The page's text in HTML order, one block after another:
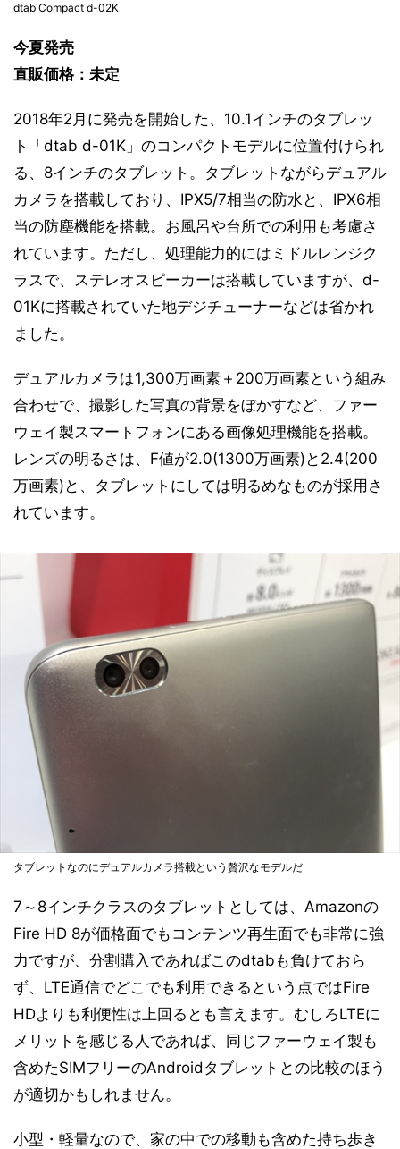
dtab Compact d-02K
今夏発売
直販価格：未定
2018年2月に発売を開始した、10.1インチのタブレッ
ト「dtab d-01K」のコンパクトモデルに位置付けられ
る、8インチのタブレット。タブレットながらデュアル
カメラを搭載しており、IPX5/7相当の防水と、IPX6相
当の防塵機能を搭載。お風呂や台所での利用も考慮さ
れています。ただし、処理能力的にはミドルレンジク
ラスで、ステレオスピーカーは搭載していますが、d-
01Kに搭載されていた地デジチューナーなどは省かれ
ました。
デュアルカメラは1,300万画素＋200万画素という組み
合わせで、撮影した写真の背景をぼかすなど、ファー
ウェイ製スマートフォンにある画像処理機能を搭載。
レンズの明るさは、F値が2.0(1300万画素)と2.4(200
万画素)と、タブレットにしては明るめなものが採用さ
れています。
タブレットなのにデュアルカメラ搭載という贅沢なモデルだ
7～8インチクラスのタブレットとしては、Amazonの
Fire HD 8が価格面でもコンテンツ再生面でも非常に強
力ですが、分割購入であればこのdtabも負けておら
ず、LTE通信でどこでも利用できるという点ではFire
HDよりも利便性は上回るとも言えます。むしろLTEに
メリットを感じる人であれば、同じファーウェイ製も
含めたSIMフリーのAndroidタブレットとの比較のほう
が適切かもしれません。
小型・軽量なので、家の中での移動も含めた持ち歩き